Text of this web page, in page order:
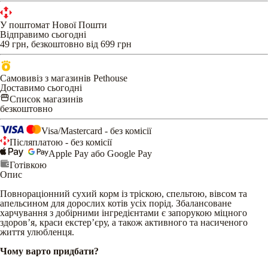
У поштомат Нової Пошти
Відправимо сьогодні
49 грн, безкоштовно від 699 грн
Самовивіз з магазинів Pethouse
Доставимо сьогодні
Список магазинів
безкоштовно
Visa/Mastercard - без комісії
Післяплатою - без комісії
Apple Pay або Google Pay
Готівкою
Опис
Повнораціонний сухий корм із тріскою, спельтою, вівсом та
апельсином для дорослих котів усіх порід. Збалансоване
харчування з добірними інгредієнтами є запорукою міцного
здоров’я, краси екстер’єру, а також активного та насиченого
життя улюбленця.
Чому варто придбати?